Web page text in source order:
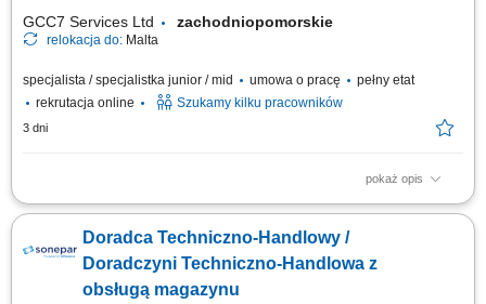
GCC7 Services Ltd zachodniopomorskie
relokacja do: Malta
specjalista / specjalistka junior / mid umowa o pracę
pełny etat
rekrutacja online
Szukamy kilku pracowników
3 dni
pokaż opis
ZAKRES OBOWIĄZKÓW: Aktywny kontakt telefoniczny z klientami
finansami, w tym szkoleń z zakresu edukacji finansowej; Budowanie
relacji i pozyskiwanie klientów dla naszych kluczowych Partnerów
Biznesowych. CZEGO WYMAGAMY: Chęć...
Doradca Techniczno-Handlowy /
Doradczyni Techniczno-Handlowa z
obsługą magazynu